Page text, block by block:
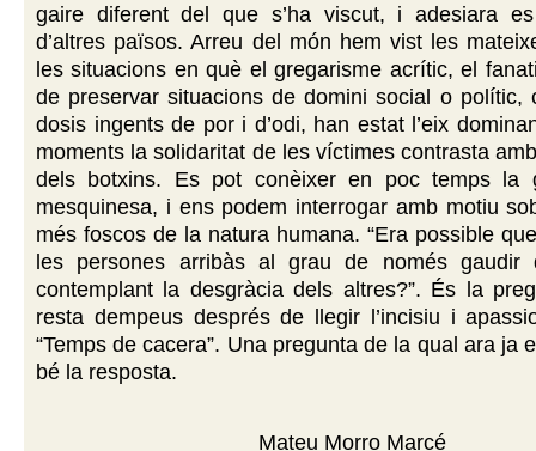
gaire diferent del que s’ha viscut, i adesiara
d’altres països. Arreu del món hem vist les
les situacions en què el gregarisme acrític, el
de preservar situacions de domini social o polític,
dosis ingents de por i d’odi, han estat l’eix
moments la solidaritat de les víctimes contrasta
dels botxins. Es pot conèixer en poc temps la
mesquinesa, i ens podem interrogar amb motiu
més foscos de la natura humana. “Era possible
les persones arribàs al grau de només gaudir
contemplant la desgràcia dels altres?”. És la
resta dempeus després de llegir l’incisiu i
“Temps de cacera”. Una pregunta de la qual ara ja
bé la resposta.
Mateu Morro Marcé